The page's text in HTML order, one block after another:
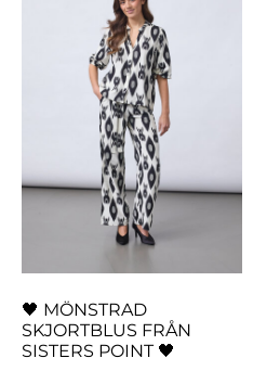
🖤 MÖNSTRAD
SKJORTBLUS FRÅN
SISTERS POINT 🖤